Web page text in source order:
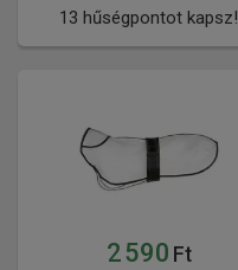
13 hűségpontot kapsz!
2 590 Ft